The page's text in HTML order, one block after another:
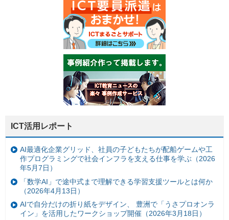
ICT活用レポート
AI最適化企業グリッド、社員の子どもたちが配船ゲームや工
作プログラミングで社会インフラを支える仕事を学ぶ（2026
年5月7日）
「数学AI」で途中式まで理解できる学習支援ツールとは何か
（2026年4月13日）
AIで自分だけの折り紙をデザイン、 豊洲で「うさプロオンラ
イン」を活用したワークショップ開催（2026年3月18日）